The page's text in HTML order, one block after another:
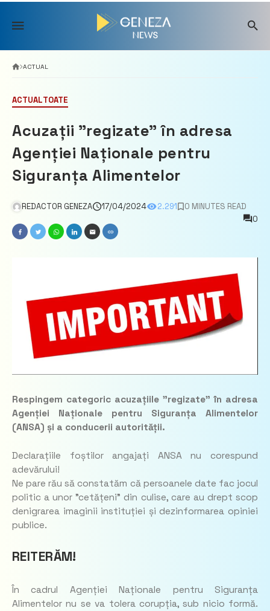
Skip
content
ACTUAL
ACTUALTOATE
Acuzații ”regizate” în adresa
Agenției Naționale pentru
Siguranța Alimentelor
REDACTOR GENEZA 17/04/2024 2.291
0 MINUTES READ
0
Respingem categoric acuzațiile ”regizate” în adresa
Agenției Naționale pentru Siguranța Alimentelor
(ANSA) și a conducerii autorității.
Declarațiile foștilor angajați ANSA nu corespund
adevărului!
Ne pare rău să constatăm că persoanele date fac jocul
politic a unor ”cetățeni” din culise, care au drept scop
denigrarea imaginii instituției și dezinformarea opiniei
publice.
REITERĂM!
În cadrul Agenției Naționale pentru Siguranța
Alimentelor nu se va tolera corupția, sub nicio formă.